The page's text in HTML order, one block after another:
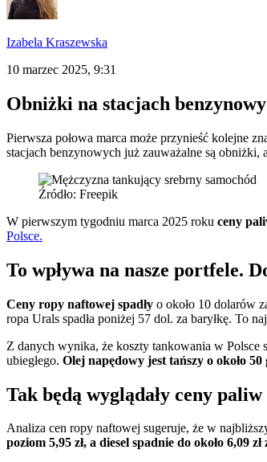
Izabela Kraszewska
10 marzec 2025, 9:31
Obniżki na stacjach
Pierwsza połowa marca może przynieść kolejne
stacjach benzynowych już zauważalne są
Źródło: Freepik
W pierwszym tygodniu marca 2025 roku ceny
Polsce.
To wpływa na nasze portfele.
Ceny ropy naftowej spadły o około 10 dolarów
ropa Urals spadła poniżej 57 dol. za baryłkę. To
Z danych wynika, że koszty tankowania w Polsce
ubiegłego. Olej napędowy jest tańszy o około 50
Tak będą wyglądały ceny
Analiza cen ropy naftowej sugeruje, że w
poziom 5,95 zł, a diesel spadnie do około 6,09